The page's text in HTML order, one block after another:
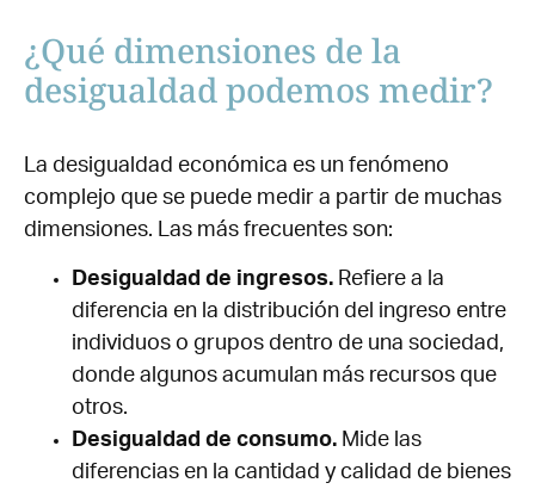
¿Qué dimensiones de la
desigualdad podemos medir?
La desigualdad económica es un fenómeno
complejo que se puede medir a partir de muchas
dimensiones. Las más frecuentes son:
Desigualdad de ingresos. Refiere a la
diferencia en la distribución del ingreso entre
individuos o grupos dentro de una sociedad,
donde algunos acumulan más recursos que
otros.
Desigualdad de consumo. Mide las
diferencias en la cantidad y calidad de bienes